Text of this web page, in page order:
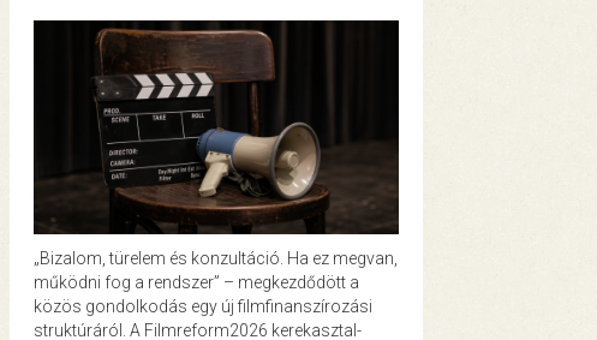
„Bizalom, türelem és konzultáció. Ha ez megvan,
működni fog a rendszer” – megkezdődött a
közös gondolkodás egy új filmfinanszírozási
struktúráról. A Filmreform2026 kerekasztal-